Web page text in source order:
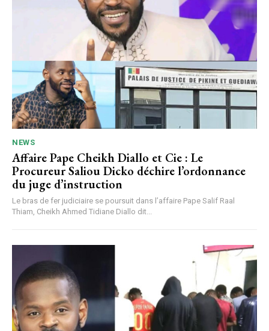
NEWS
Affaire Pape Cheikh Diallo et Cie : Le
Procureur Saliou Dicko déchire l’ordonnance
du juge d’instruction
Le bras de fer judiciaire se poursuit dans l’affaire Pape Salif Raal
Thiam, Cheikh Ahmed Tidiane Diallo dit...